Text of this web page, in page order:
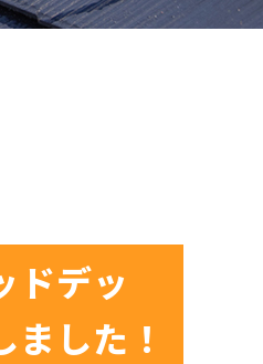
ドデッ
した！